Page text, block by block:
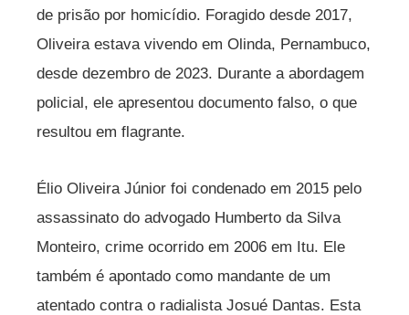
de prisão por homicídio. Foragido desde 2017,
Oliveira estava vivendo em Olinda, Pernambuco,
desde dezembro de 2023. Durante a abordagem
policial, ele apresentou documento falso, o que
resultou em flagrante.
Élio Oliveira Júnior foi condenado em 2015 pelo
assassinato do advogado Humberto da Silva
Monteiro, crime ocorrido em 2006 em Itu. Ele
também é apontado como mandante de um
atentado contra o radialista Josué Dantas. Esta